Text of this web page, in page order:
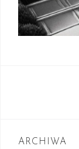
ARCHIWA